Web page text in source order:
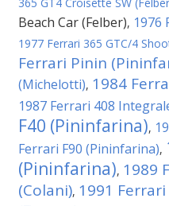
Beach Car (Felber), 1976
1977 Ferrari 365 GTC/4
Ferrari Pinin
(Michelotti), 1984
1987 Ferrari 408
F40 (Pininfarina),
Ferrari F90 (Pininfarina),
(Pininfarina), 1989
(Colani), 1991